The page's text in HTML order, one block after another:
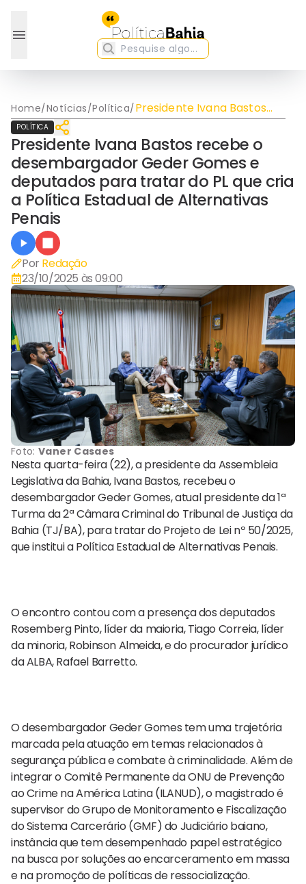
Home/Notícias/Política/Presidente Ivana Bastos
recebe o desembargador
para tratar do PL que cria
a Política Estadual de
Alternativas Penais
POLÍTICA
Presidente Ivana Bastos recebe o
desembargador Geder Gomes e
deputados para tratar do PL que cria
a Política Estadual de Alternativas
Penais
Por Redação
23/10/2025 às 09:00
Foto:Vaner Casaes
Nesta quarta-feira (22), a presidente da Assembleia
Legislativa da Bahia, Ivana Bastos, recebeu o
desembargador Geder Gomes, atual presidente da 1ª
Turma da 2ª Câmara Criminal do Tribunal de Justiça da
Bahia (TJ/BA), para tratar do Projeto de Lei nº 50/2025,
que institui a Política Estadual de Alternativas Penais.
O encontro contou com a presença dos deputados
Rosemberg Pinto, líder da maioria, Tiago Correia, líder
da minoria, Robinson Almeida, e do procurador jurídico
da ALBA, Rafael Barretto.
O desembargador Geder Gomes tem uma trajetória
marcada pela atuação em temas relacionados à
segurança pública e combate à criminalidade. Além de
integrar o Comitê Permanente da ONU de Prevenção
ao Crime na América Latina (ILANUD), o magistrado é
supervisor do Grupo de Monitoramento e Fiscalização
do Sistema Carcerário (GMF) do Judiciário baiano,
instância que tem desempenhado papel estratégico
na busca por soluções ao encarceramento em massa
e na promoção de políticas de ressocialização.